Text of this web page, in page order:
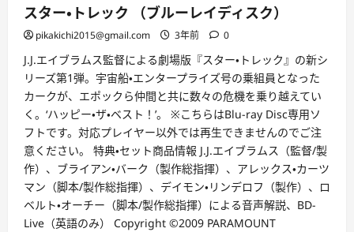
スター・トレック （ブルーレイディスク）
pikakichi2015@gmail.com 3年前 0
J.J.エイブラムス監督による劇場版『スター・トレック』の新シ
リーズ第1弾。宇宙船・エンタープライズ号の乗組員となった
カークが、エポックら仲間と共に数々の危機を乗り越えてい
く。‘ハッピー・ザ・ベスト！’。 ※こちらはBlu-ray Disc専用ソ
フトです。対応プレイヤー以外では再生できませんのでご注
意ください。 特典・セット商品情報 J.J.エイブラムス（監督/製
作）、ブライアン・バーク（製作総指揮）、アレックス・カーツ
マン（脚本/製作総指揮）、デイモン・リンデロフ（製作）、ロ
ベルト・オーチー（脚本/製作総指揮）による音声解説、BD-
Live（英語のみ） Copyright ©2009 PARAMOUNT